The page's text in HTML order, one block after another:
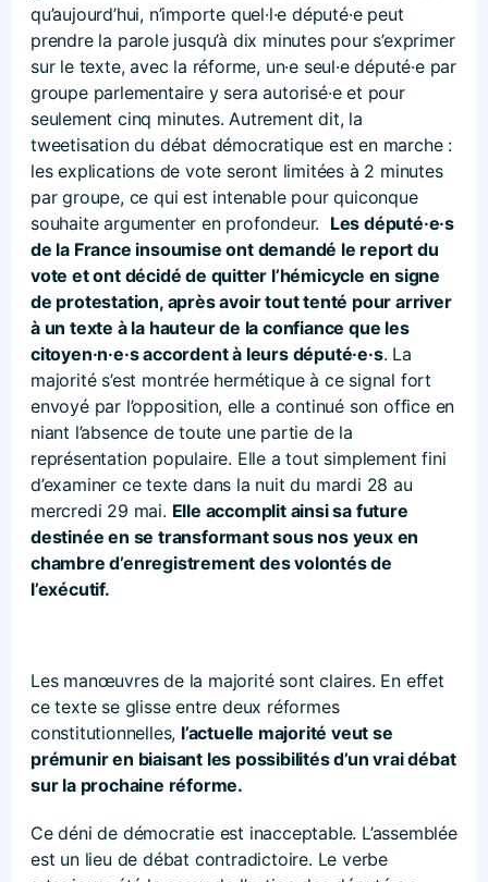
qu’aujourd’hui, n’importe quel·l·e député·e peut
prendre la parole jusqu’à dix minutes pour s’exprimer
sur le texte, avec la réforme, un·e seul·e député·e par
groupe parlementaire y sera autorisé·e et pour
seulement cinq minutes. Autrement dit, la
tweetisation du débat démocratique est en marche :
les explications de vote seront limitées à 2 minutes
par groupe, ce qui est intenable pour quiconque
souhaite argumenter en profondeur. Les député·e·s
de la France insoumise ont demandé le report du
vote et ont décidé de quitter l’hémicycle en signe
de protestation, après avoir tout tenté pour arriver
à un texte à la hauteur de la confiance que les
citoyen·n·e·s accordent à leurs député·e·s. La
majorité s’est montrée hermétique à ce signal fort
envoyé par l’opposition, elle a continué son office en
niant l’absence de toute une partie de la
représentation populaire. Elle a tout simplement fini
d’examiner ce texte dans la nuit du mardi 28 au
mercredi 29 mai. Elle accomplit ainsi sa future
destinée en se transformant sous nos yeux en
chambre d’enregistrement des volontés de
l’exécutif.
Les manœuvres de la majorité sont claires. En effet
ce texte se glisse entre deux réformes
constitutionnelles, l’actuelle majorité veut se
prémunir en biaisant les possibilités d’un vrai débat
sur la prochaine réforme.
Ce déni de démocratie est inacceptable. L’assemblée
est un lieu de débat contradictoire. Le verbe